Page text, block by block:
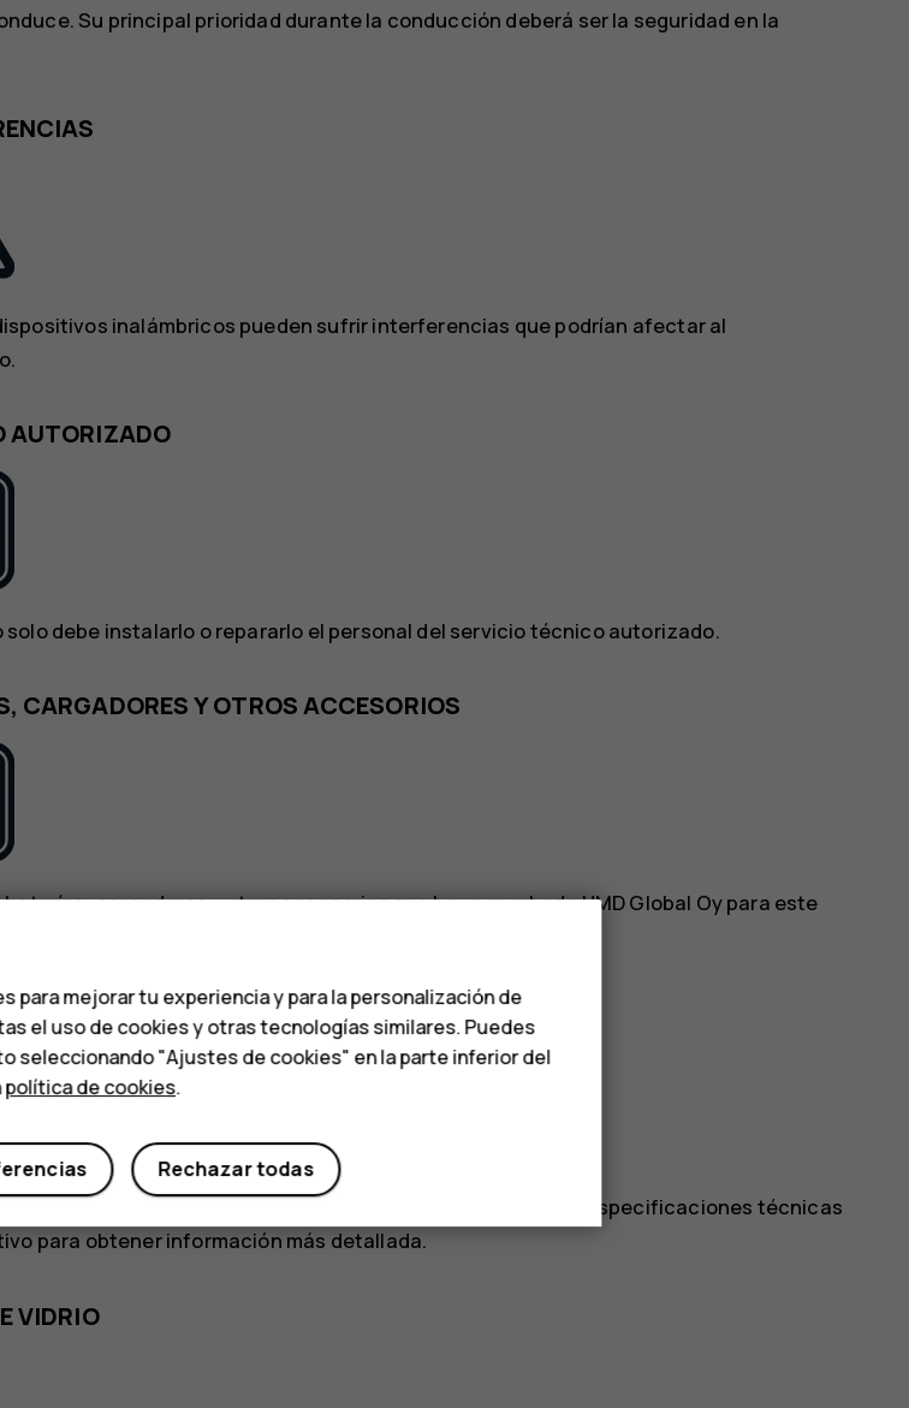
Su principal prioridad durante la conducción deberá ser la seguridad en la
inalámbricos pueden sufrir interferencias que podrían afectar al
AUTORIZADO
solo debe instalarlo o repararlo el personal del servicio técnico autorizado.
CARGADORES Y OTROS ACCESORIOS
cargadores y otros accesorios que haya aprobado HMD Global Oy para este
SECO EL DISPOSITIVO
es resistente al agua, consulte su clasificación IP en las especificaciones técnicas
para obtener información más detallada.
VIDRIO
para mejorar tu experiencia y para la personalización de
el uso de cookies y otras tecnologías similares. Puedes
seleccionando "Ajustes de cookies" en la parte inferior del
política de cookies.
Rechazar todas